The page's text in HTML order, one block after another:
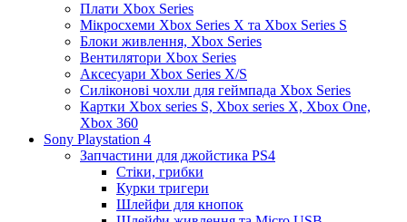
Плати Xbox Series
Мікросхеми Xbox Series X та Xbox Series S
Блоки живлення, Xbox Series
Вентилятори Xbox Series
Аксесуари Xbox Series X/S
Силіконові чохли для геймпада Xbox Series
Картки Xbox series S, Xbox series X, Xbox One,
Xbox 360
Sony Playstation 4
Запчастини для джойстика PS4
Стіки, грибки
Курки тригери
Шлейфи для кнопок